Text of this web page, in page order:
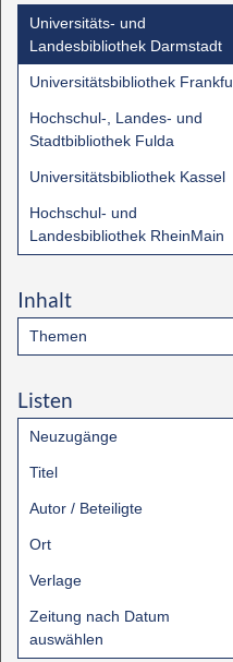
Universitäts- und
Landesbibliothek Darmstadt
Universitätsbibliothek
Hochschul-, Landes- und
Stadtbibliothek Fulda
Universitätsbibliothek Kassel
Hochschul- und
Landesbibliothek RheinMain
Inhalt
Themen
Listen
Neuzugänge
Titel
Autor / Beteiligte
Ort
Verlage
Zeitung nach Datum
auswählen